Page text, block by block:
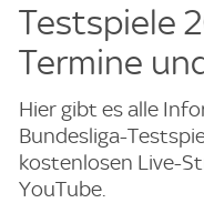
Testspiele
Termine
Hier gibt es alle
Bundesliga-
kostenlosen Live-
YouTube.